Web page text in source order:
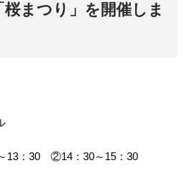
まつり」を開催しま
13：30 ②14：30～15：30